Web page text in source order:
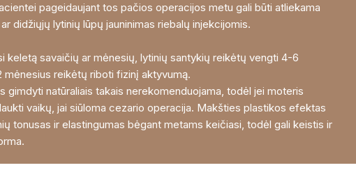
pageidaujant tos pačios operacijos metu gali būti atliekama
ar didžiųjų lytinių lūpų jauninimas riebalų injekcijomis.
keletą savaičių ar mėnesių, lytinių santykių reikėtų vengti 4-6
mėnesius reikėtų riboti fizinį aktyvumą.
gimdyti natūraliais takais nerekomenduojama, todėl jei moteris
vaikų, jai siūloma cezario operacija. Makšties plastikos efektas
tonusas ir elastingumas bėgant metams keičiasi, todėl gali keistis ir